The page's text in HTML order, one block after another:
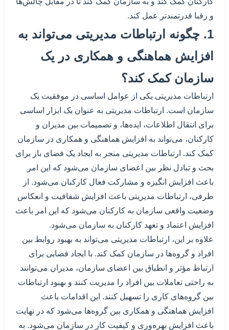
و رقبا قدرتمندتر عمل کند.
1. چگونه ارتباطات مدیریتی می‌تواند به
افزایش هماهنگی و همکاری در یک
سازمان کمک کند؟
ارتباطات مدیریتی یکی از عوامل اساسی در موفقیت یک
سازمان است. ارتباطات مدیریتی به عنوان یک ابزار اساسی
برای انتقال اطلاعات، ایده‌ها، و تصمیمات بین مدیران و
کارکنان، می‌تواند به افزایش هماهنگی و همکاری در سازمان
کمک کند. ارتباطات مدیریتی منجر به ایجاد یک فضای باز برای
بحث و تبادل نظر بین اعضای سازمان می‌شود که این امر
باعث افزایش انگیزه و مشارکت فعال کارکنان می‌شود. از
طرفی، ارتباطات مدیریتی باعث افزایش شفافیت و انعکاس
وضعیت واقعی سازمان به کارکنان می‌شود که این امر باعث
افزایش اعتماد و تعهد کارکنان به سازمان می‌شود.
علاوه بر این، ارتباطات مدیریتی می‌تواند به بهبود روابط بین
افراد و گروه‌ها در سازمان کمک کند. با ایجاد فضایی برای
ارتباط مؤثر و انطباق بین اعضای سازمان، مدیران می‌توانند
به راحتی تعاملات بین افراد را مدیریت کنند و بهبود ارتباطات
بین گروه‌های کاری را تسهیل کنند. این اقدامات باعث
افزایش هماهنگی و همکاری بین گروه‌ها می‌شود که در نهایت
باعث افزایش بهره‌وری و کیفیت کار در سازمان می‌شود. به